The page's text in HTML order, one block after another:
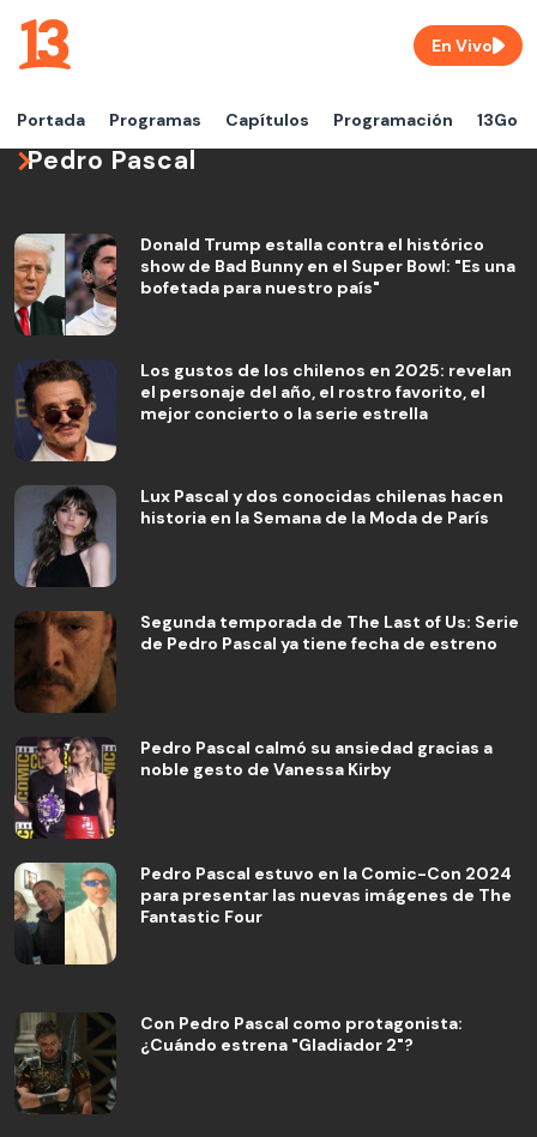
Portada Programas Capítulos Programación 13Go
En Vivo
Pedro Pascal
Donald Trump estalla contra el histórico
show de Bad Bunny en el Super Bowl: "Es una
bofetada para nuestro país"
Los gustos de los chilenos en 2025: revelan
el personaje del año, el rostro favorito, el
mejor concierto o la serie estrella
Lux Pascal y dos conocidas chilenas hacen
historia en la Semana de la Moda de París
Segunda temporada de The Last of Us: Serie
de Pedro Pascal ya tiene fecha de estreno
Pedro Pascal calmó su ansiedad gracias a
noble gesto de Vanessa Kirby
Pedro Pascal estuvo en la Comic-Con 2024
para presentar las nuevas imágenes de The
Fantastic Four
Con Pedro Pascal como protagonista:
¿Cuándo estrena "Gladiador 2"?